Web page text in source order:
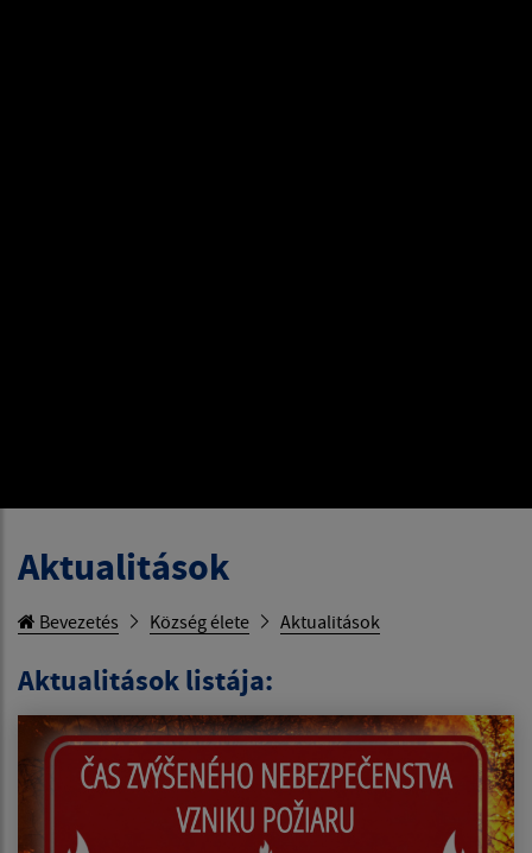
Aktualitások
Bevezetés Község élete Aktualitások
Aktualitások listája: